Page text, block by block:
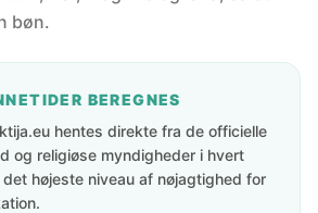
bøn.
BEREGNES
hentes direkte fra de officielle
og religiøse myndigheder i hvert
højeste niveau af nøjagtighed for